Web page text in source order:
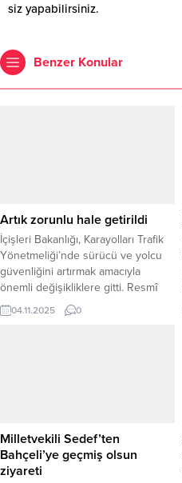
siz yapabilirsiniz.
Benzer Konular
Artık zorunlu hale getirildi
İçişleri Bakanlığı, Karayolları Trafik
Yönetmeliği’nde sürücü ve yolcu
güvenliğini artırmak amacıyla
önemli değişikliklere gitti. Resmî
Gazete’de yayımlanarak yürürlüğe
giren düzenlemeyle birlikte,
üretilmiş T3 sınıfı traktörlerin (üç
tekerlekli...
04.11.2025 0
Milletvekili Sedef’ten
Bahçeli’ye geçmiş olsun
ziyareti